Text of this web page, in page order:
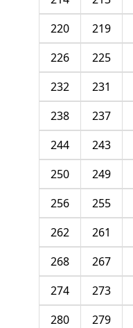
219
220
225
226
231
232
237
238
243
244
249
250
255
256
261
262
267
268
273
274
279
280